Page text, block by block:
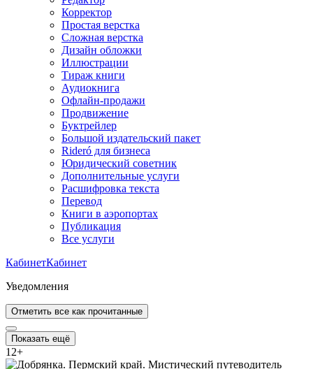
Корректор
Простая верстка
Сложная верстка
Дизайн обложки
Иллюстрации
Тираж книги
Аудиокнига
Офлайн-продажи
Продвижение
Буктрейлер
Большой издательский пакет
Rideró для бизнеса
Юридический советник
Дополнительные услуги
Расшифровка текста
Перевод
Книги в аэропортах
Публикация
Все услуги
КабинетКабинет
Уведомления
Отметить все как прочитанные
Показать ещё
12+